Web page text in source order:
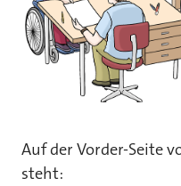
Auf der Vorder-Seite
steht: